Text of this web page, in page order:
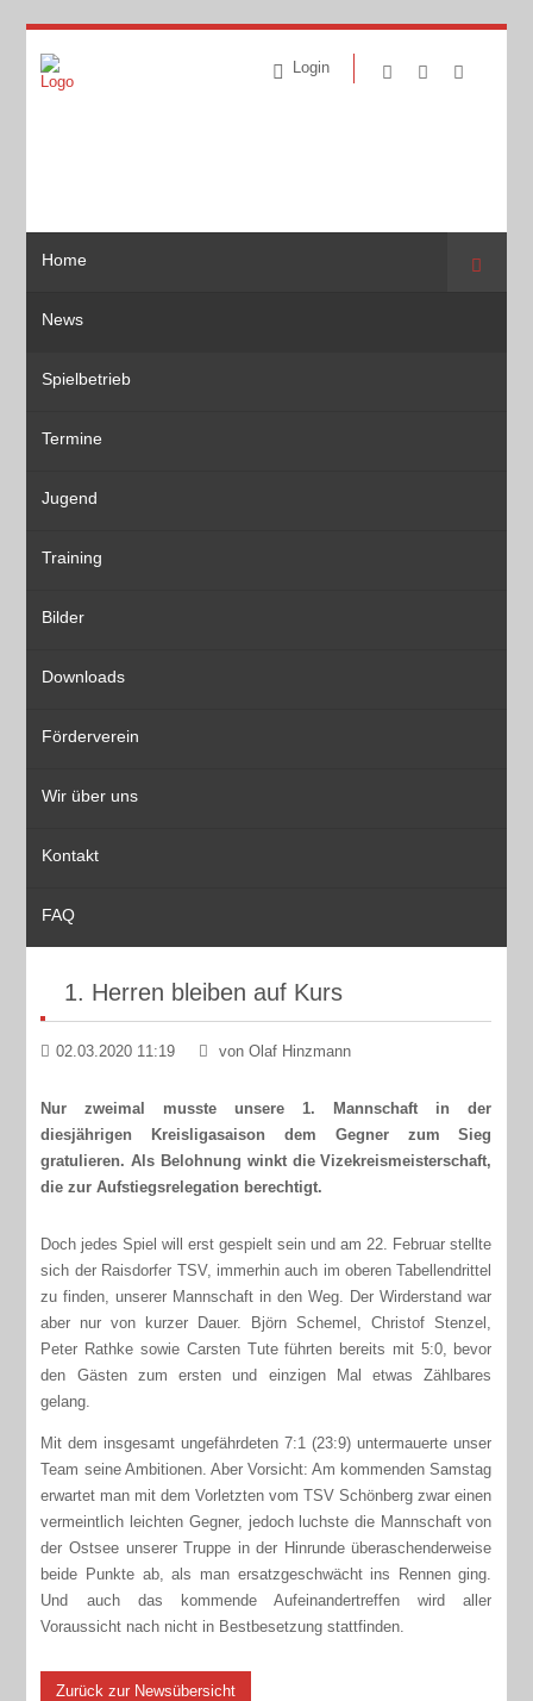
Login
Home
News
Spielbetrieb
Termine
Jugend
Training
Bilder
Downloads
Förderverein
Wir über uns
Kontakt
FAQ
Suche
1. Herren bleiben auf Kurs
02.03.2020 11:19 von Olaf Hinzmann
Nur zweimal musste unsere 1. Mannschaft in der
diesjährigen Kreisligasaison dem Gegner zum Sieg
gratulieren. Als Belohnung winkt die Vizekreismeisterschaft,
die zur Aufstiegsrelegation berechtigt.
Doch jedes Spiel will erst gespielt sein und am 22. Februar stellte
sich der Raisdorfer TSV, immerhin auch im oberen Tabellendrittel
zu finden, unserer Mannschaft in den Weg. Der Wirderstand war
aber nur von kurzer Dauer. Björn Schemel, Christof Stenzel,
Peter Rathke sowie Carsten Tute führten bereits mit 5:0, bevor
den Gästen zum ersten und einzigen Mal etwas Zählbares
gelang.
Mit dem insgesamt ungefährdeten 7:1 (23:9) untermauerte unser
Team seine Ambitionen. Aber Vorsicht: Am kommenden Samstag
erwartet man mit dem Vorletzten vom TSV Schönberg zwar einen
vermeintlich leichten Gegner, jedoch luchste die Mannschaft von
der Ostsee unserer Truppe in der Hinrunde überaschenderweise
beide Punkte ab, als man ersatzgeschwächt ins Rennen ging.
Und auch das kommende Aufeinandertreffen wird aller
Voraussicht nach nicht in Bestbesetzung stattfinden.
Zurück zur Newsübersicht